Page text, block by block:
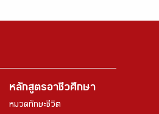
หลักสูตรอาชีวศึกษา
หมวดทักษะชีวิต